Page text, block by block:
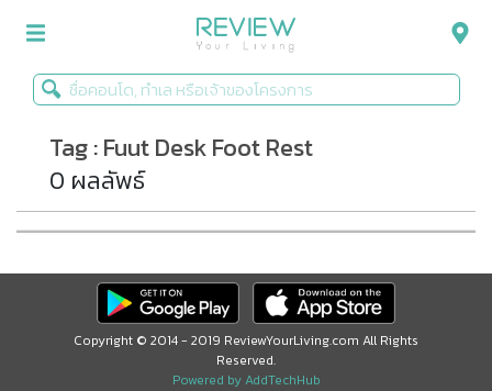
รีวิวคอนโด
รีวิวบ้าน
รีวิวทาวน์โฮม
Life+Style
Infographic
Tag : Fuut Desk Foot Rest
0 ผลลัพธ์
Copyright © 2014 - 2019 ReviewYourLiving.com All Rights
Reserved.
Powered by AddTechHub